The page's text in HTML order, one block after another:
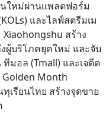
ใหม่ผ่านแพลตฟอร์ม
และไลฟ์สตรีมเม
สร้าง
ผู้บริโภคยุคใหม่ และจับ
มอล (Tmall) และเจดีด
Month
เรียนไทย สร้างจุดขาย